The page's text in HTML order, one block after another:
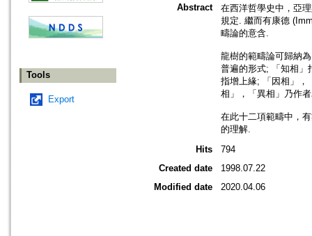
Tools
Export
Abstract
在西洋哲學史中，亞
規定. 繼而有康德
疇論的意含.
龍樹的範疇論可歸納
普遍的形式; 「知相」
指增上緣; 「因相」，
相」，「異相」乃作
在此十二項範疇中，
的理解.
Hits
794
Created date
1998.07.22
Modified date
2020.04.06